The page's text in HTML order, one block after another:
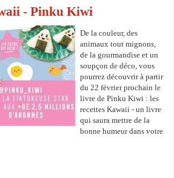
- Pinku Kiwi
De la couleur, des
animaux tout mignons,
de la gourmandise et un
soupçon de déco, vous
pourrez découvrir à partir
du 22 février prochain le
livre de Pinku Kiwi : les
recettes Kawaii - un livre
qui saura mettre de la
bonne humeur dans votre